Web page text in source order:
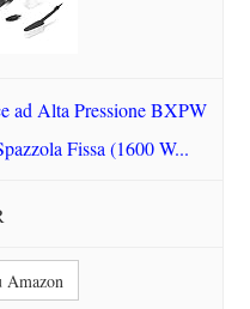
Alta Pressione BXPW
Fissa (1600 W...
Amazon